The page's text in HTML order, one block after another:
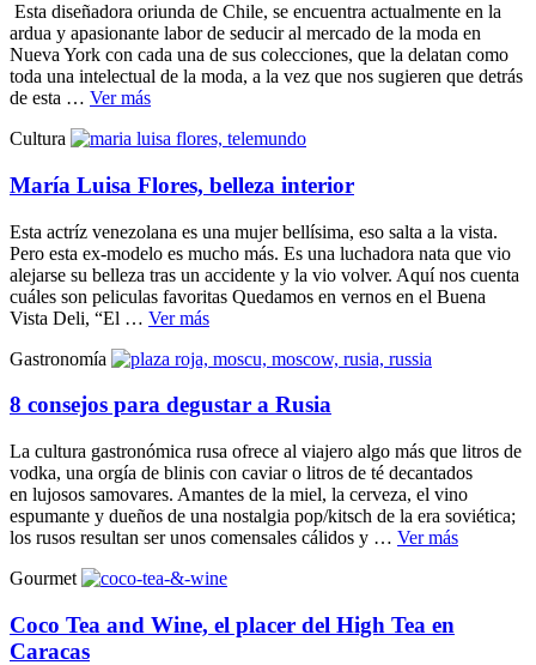
Esta diseñadora oriunda de Chile, se encuentra actualmente en la
ardua y apasionante labor de seducir al mercado de la moda en
Nueva York con cada una de sus colecciones, que la delatan como
toda una intelectual de la moda, a la vez que nos sugieren que detrás
de esta … Ver más
Cultura
María Luisa Flores, belleza interior
Esta actríz venezolana es una mujer bellísima, eso salta a la vista.
Pero esta ex-modelo es mucho más. Es una luchadora nata que vio
alejarse su belleza tras un accidente y la vio volver. Aquí nos cuenta
cuáles son peliculas favoritas Quedamos en vernos en el Buena
Vista Deli, “El … Ver más
Gastronomía
8 consejos para degustar a Rusia
La cultura gastronómica rusa ofrece al viajero algo más que litros de
vodka, una orgía de blinis con caviar o litros de té decantados
en lujosos samovares. Amantes de la miel, la cerveza, el vino
espumante y dueños de una nostalgia pop/kitsch de la era soviética;
los rusos resultan ser unos comensales cálidos y … Ver más
Gourmet
Coco Tea and Wine, el placer del High Tea en
Caracas